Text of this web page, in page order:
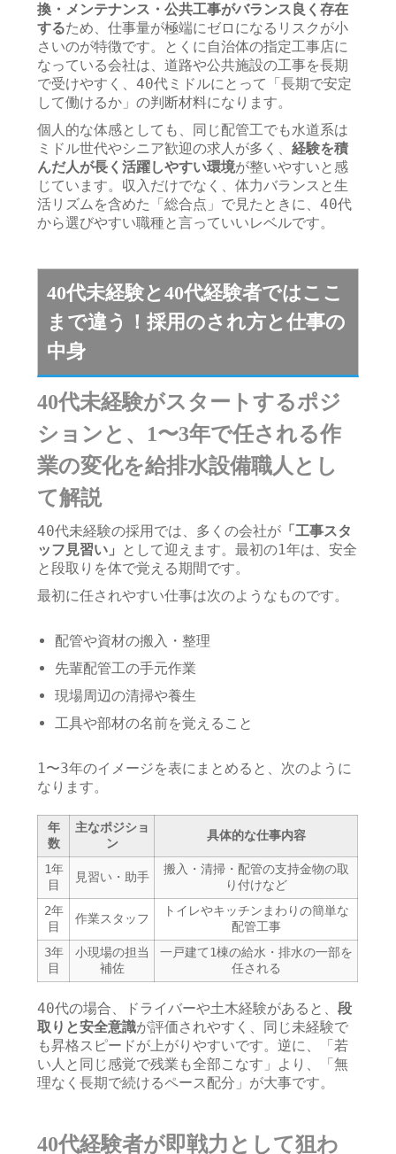
換・メンテナンス・公共工事がバランス良く存在
するため、仕事量が極端にゼロになるリスクが小
さいのが特徴です。とくに自治体の指定工事店に
なっている会社は、道路や公共施設の工事を長期
で受けやすく、40代ミドルにとって「長期で安定
して働けるか」の判断材料になります。
個人的な体感としても、同じ配管工でも水道系は
ミドル世代やシニア歓迎の求人が多く、経験を積
んだ人が長く活躍しやすい環境が整いやすいと感
じています。収入だけでなく、体力バランスと生
活リズムを含めた「総合点」で見たときに、40代
から選びやすい職種と言っていいレベルです。
40代未経験と40代経験者ではここ
まで違う！採用のされ方と仕事の
中身
40代未経験がスタートするポジ
ションと、1〜3年で任される作
業の変化を給排水設備職人とし
て解説
40代未経験の採用では、多くの会社が 「工事スタ
ッフ見習い」
として迎えます。最初の1年は、安全
と段取りを体で覚える期間です。
最初に任されやすい仕事は次のようなものです。
配管や資材の搬入・整理
先輩配管工の手元作業
現場周辺の清掃や養生
工具や部材の名前を覚えること
1〜3年のイメージを表にまとめると、次のように
なります。
年
数
主なポジショ
ン
具体的な仕事内容
1年
目
見習い・助手
搬入・清掃・配管の支持金物の取
り付けなど
2年
目
作業スタッフ
トイレやキッチンまわりの簡単な
配管工事
3年
目
小現場の担当
補佐
一戸建て1棟の給水・排水の一部を
任される
40代の場合、ドライバーや土木経験があると、段
取りと安全意識が評価されやすく、同じ未経験で
も昇格スピードが上がりやすいです。逆に、「若
い人と同じ感覚で残業も全部こなす」より、「無
理なく長期で続けるペース配分」が大事です。
40代経験者が即戦力として狙わ